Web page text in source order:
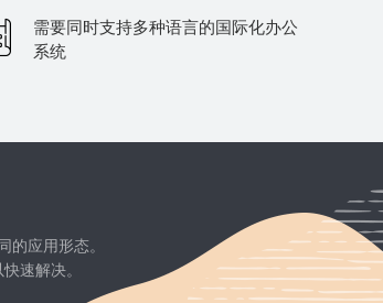
需要同时支持多种语言的国际化办公
系统
应用形态。
速解决。